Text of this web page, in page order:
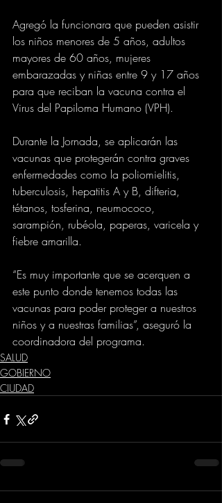
Agregó la funcionara que pueden asistir
los niños menores de 5 años, adultos
mayores de 60 años, mujeres
embarazadas y niñas entre 9 y 17 años
para que reciban la vacuna contra el
Virus del Papiloma Humano (VPH).
Durante la Jornada, se aplicarán las
vacunas que protegerán contra graves
enfermedades como la poliomielitis,
tuberculosis, hepatitis A y B, difteria,
tétanos, tosferina, neumococo,
sarampión, rubéola, paperas, varicela y
fiebre amarilla.
“Es muy importante que se acerquen a
este punto donde tenemos todas las
vacunas para poder proteger a nuestros
niños y a nuestras familias”, aseguró la
coordinadora del programa.
SALUD
GOBIERNO
CIUDAD